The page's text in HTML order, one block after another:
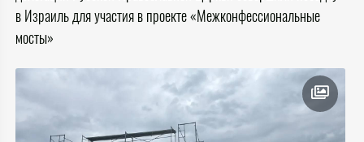
в Израиль для участия в проекте «Межконфессиональные
мосты»